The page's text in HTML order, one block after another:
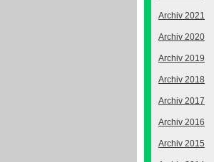
Archiv 2021
Archiv 2020
Archiv 2019
Archiv 2018
Archiv 2017
Archiv 2016
Archiv 2015